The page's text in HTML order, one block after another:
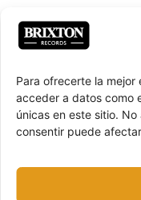
Para ofrecerte la
acceder a datos como
únicas en este sitio.
consentir puede